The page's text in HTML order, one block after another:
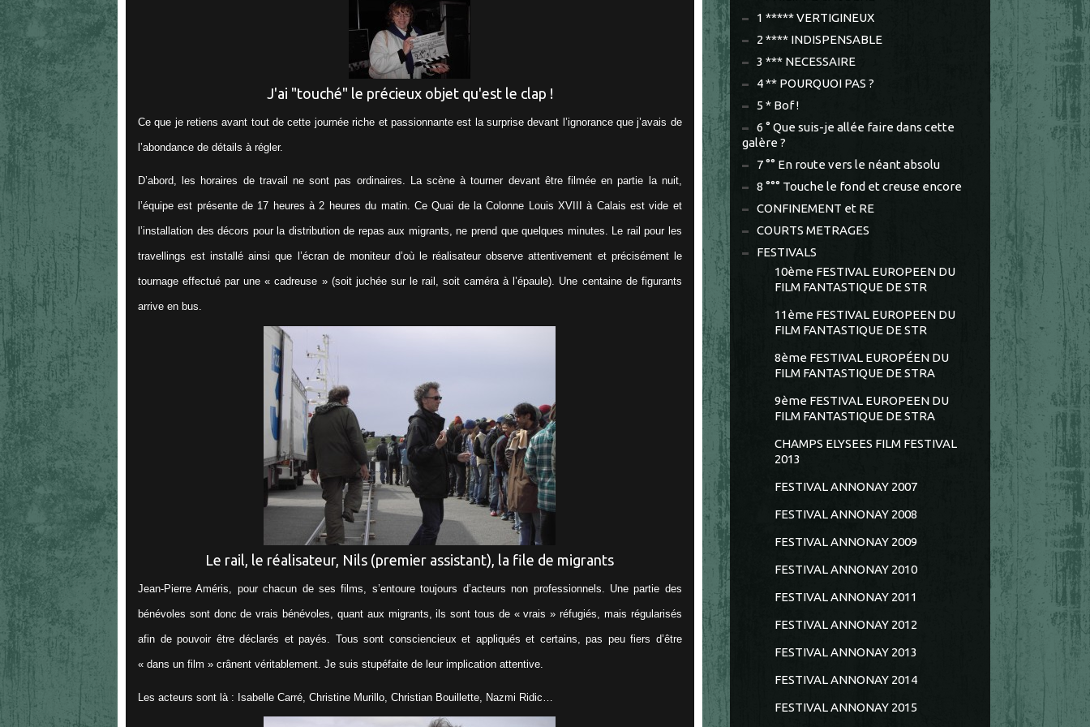
J'ai "touché" le précieux objet qu'est le clap !
Ce que je retiens avant tout de cette journée riche et passionnante est la surprise devant l’ignorance que j’avais de
l’abondance de détails à régler.
D’abord, les horaires de travail ne sont pas ordinaires. La scène à tourner devant être filmée en partie la nuit,
l’équipe est présente de 17 heures à 2 heures du matin. Ce Quai de la Colonne Louis XVIII à Calais est vide et
l’installation des décors pour la distribution de repas aux migrants, ne prend que quelques minutes. Le rail pour les
travellings est installé ainsi que l’écran de moniteur d’où le réalisateur observe attentivement et précisément le
tournage effectué par une « cadreuse » (soit juchée sur le rail, soit caméra à l’épaule). Une centaine de figurants
arrive en bus.
Le rail, le réalisateur, Nils (premier assistant), la file de migrants
Jean-Pierre Améris, pour chacun de ses films, s’entoure toujours d’acteurs non professionnels. Une partie des
bénévoles sont donc de vrais bénévoles, quant aux migrants, ils sont tous de « vrais » réfugiés, mais régularisés
afin de pouvoir être déclarés et payés. Tous sont consciencieux et appliqués et certains, pas peu fiers d’être
« dans un film » crânent véritablement. Je suis stupéfaite de leur implication attentive.
Les acteurs sont là : Isabelle Carré, Christine Murillo, Christian Bouillette, Nazmi Ridic…
1 ***** VERTIGINEUX
2 **** INDISPENSABLE
3 *** NECESSAIRE
4 ** POURQUOI PAS ?
5 * Bof !
6 ° Que suis-je allée faire dans cette
galère ?
7 °° En route vers le néant absolu
8 °°° Touche le fond et creuse encore
CONFINEMENT et RE
COURTS METRAGES
FESTIVALS
10ème FESTIVAL EUROPEEN DU
FILM FANTASTIQUE DE STR
11ème FESTIVAL EUROPEEN DU
FILM FANTASTIQUE DE STR
8ème FESTIVAL EUROPÉEN DU
FILM FANTASTIQUE DE STRA
9ème FESTIVAL EUROPEEN DU
FILM FANTASTIQUE DE STRA
CHAMPS ELYSEES FILM FESTIVAL
2013
FESTIVAL ANNONAY 2007
FESTIVAL ANNONAY 2008
FESTIVAL ANNONAY 2009
FESTIVAL ANNONAY 2010
FESTIVAL ANNONAY 2011
FESTIVAL ANNONAY 2012
FESTIVAL ANNONAY 2013
FESTIVAL ANNONAY 2014
FESTIVAL ANNONAY 2015